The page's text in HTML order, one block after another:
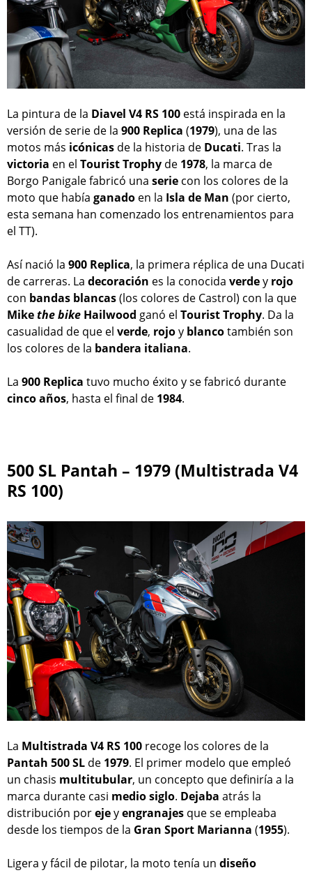
La pintura de la Diavel V4 RS 100 está inspirada en la
versión de serie de la 900 Replica (1979), una de las
motos más icónicas de la historia de Ducati. Tras la
victoria en el Tourist Trophy de 1978, la marca de
Borgo Panigale fabricó una serie con los colores de la
moto que había ganado en la Isla de Man (por cierto,
esta semana han comenzado los entrenamientos para
el TT).
Así nació la 900 Replica, la primera réplica de una Ducati
de carreras. La decoración es la conocida verdey rojo
con bandas blancas(los colores de Castrol) con la que
Mikethe bike Hailwood ganó el Tourist Trophy. Da la
casualidad de que el verde, rojoy blancotambién son
los colores de la bandera italiana.
La 900 Replica tuvo mucho éxito y se fabricó durante
cincoaños, hasta el final de 1984.
500 SL Pantah – 1979 (Multistrada V4
RS 100)
La Multistrada V4 RS 100 recoge los colores de la
Pantah 500 SL de 1979. El primer modelo que empleó
un chasis multitubular, un concepto que definiría a la
marca durante casi mediosiglo. Dejaba atrás la
distribución porejeyengranajes que se empleaba
desde los tiempos de la Gran Sport Marianna (1955).
Ligera y fácil de pilotar, la moto tenía un diseño